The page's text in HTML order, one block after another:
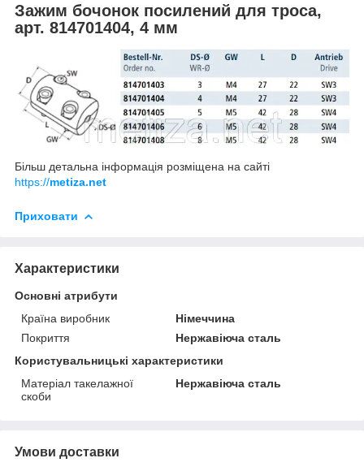
Зажим бочонок посилений для троса,
арт. 814701404, 4 мм
Більш детальна інформація розміщена на сайті
https://metiza.net
Приховати
Характеристики
Основні атрибути
Країна виробник
Німеччина
Покриття
Нержавіюча сталь
Користувальницькі характеристики
Матеріал такелажної
скоби
Нержавіюча сталь
Умови доставки